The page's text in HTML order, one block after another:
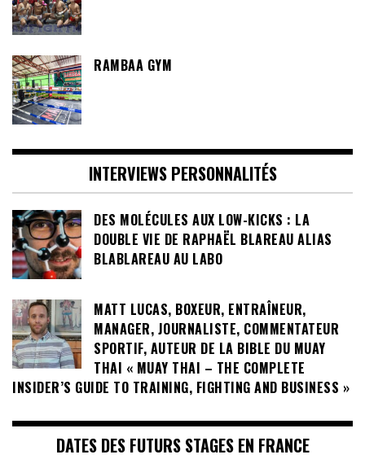
RAMBAA GYM
INTERVIEWS PERSONNALITÉS
DES MOLÉCULES AUX LOW-KICKS : LA
DOUBLE VIE DE RAPHAËL BLAREAU ALIAS
BLABLAREAU AU LABO
MATT LUCAS, BOXEUR, ENTRAÎNEUR,
MANAGER, JOURNALISTE, COMMENTATEUR
SPORTIF, AUTEUR DE LA BIBLE DU MUAY
THAI « MUAY THAI – THE COMPLETE
INSIDER’S GUIDE TO TRAINING, FIGHTING AND BUSINESS »
DATES DES FUTURS STAGES EN FRANCE